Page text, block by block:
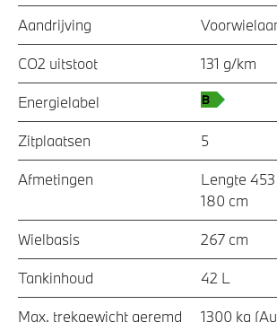
Aandrijving
CO2 uitstoot 131 g/km
Energielabel
Zitplaatsen 5
Afmetingen
Lengte
180 cm
Wielbasis 267 cm
Tankinhoud 42 L
Max. trekgewicht geremd 1300 kg